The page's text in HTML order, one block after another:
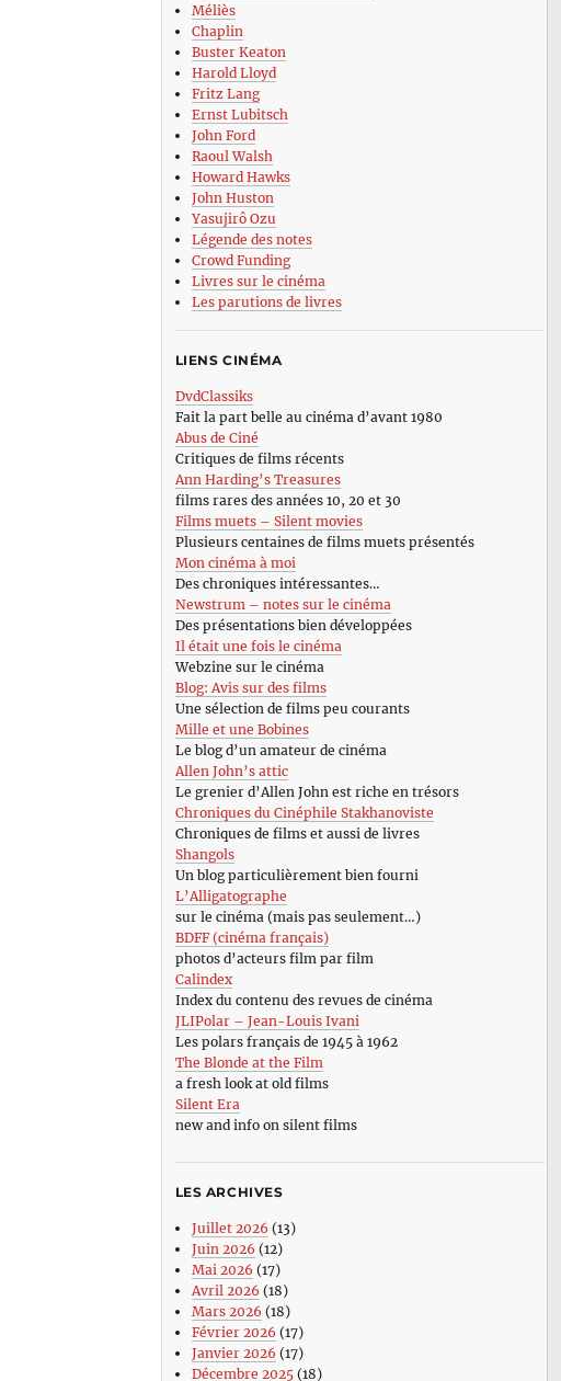
Méliès
Chaplin
Buster Keaton
Harold Lloyd
Fritz Lang
Ernst Lubitsch
John Ford
Raoul Walsh
Howard Hawks
John Huston
Yasujirô Ozu
Légende des notes
Crowd Funding
Livres sur le cinéma
Les parutions de livres
LIENS CINÉMA
DvdClassiks
Fait la part belle au cinéma d’avant 1980
Abus de Ciné
Critiques de films récents
Ann Harding’s Treasures
films rares des années 10, 20 et 30
Films muets – Silent movies
Plusieurs centaines de films muets présentés
Mon cinéma à moi
Des chroniques intéressantes…
Newstrum – notes sur le cinéma
Des présentations bien développées
Il était une fois le cinéma
Webzine sur le cinéma
Blog: Avis sur des films
Une sélection de films peu courants
Mille et une Bobines
Le blog d’un amateur de cinéma
Allen John’s attic
Le grenier d’Allen John est riche en trésors
Chroniques du Cinéphile Stakhanoviste
Chroniques de films et aussi de livres
Shangols
Un blog particulièrement bien fourni
L’Alligatographe
sur le cinéma (mais pas seulement…)
BDFF (cinéma français)
photos d’acteurs film par film
Calindex
Index du contenu des revues de cinéma
JLIPolar – Jean-Louis Ivani
Les polars français de 1945 à 1962
The Blonde at the Film
a fresh look at old films
Silent Era
new and info on silent films
LES ARCHIVES
Juillet 2026 (13)
Juin 2026 (12)
Mai 2026 (17)
Avril 2026 (18)
Mars 2026 (18)
Février 2026 (17)
Janvier 2026 (17)
Décembre 2025(18)